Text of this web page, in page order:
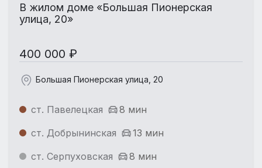
В жилом доме «Большая Пионерская
улица, 20»
400 000 ₽
Большая Пионерская улица, 20
ст. Павелецкая
8 мин
ст. Добрынинская
13 мин
ст. Серпуховская
8 мин